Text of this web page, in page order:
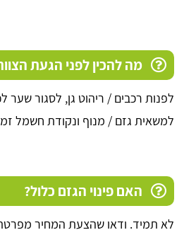
מה להכין לפני הגעת
לפנות רכבים / ריהוט גן, לסגור
למשאית גזם / מנוף ונקודת חשמל
האם פינוי הגזם כלול?
לא תמיד. ודאו שהצעת המחיר